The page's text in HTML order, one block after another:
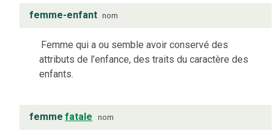
femme-enfant nom
Femme qui a ou semble avoir conservé des
attributs de l’enfance, des traits du caractère des
enfants.
femme fatale nom